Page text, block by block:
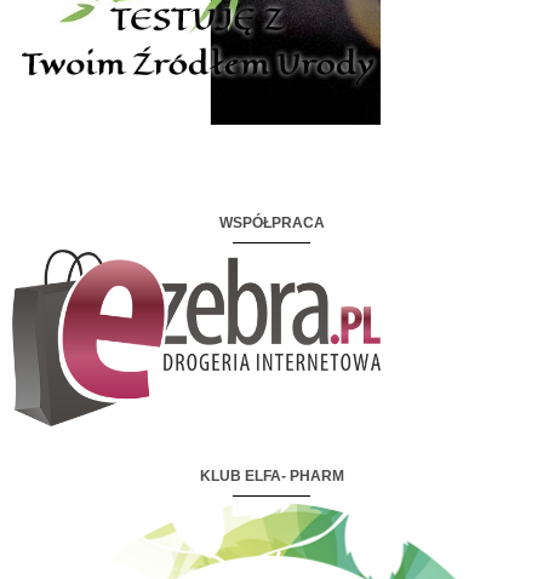
WSPÓŁPRACA
KLUB ELFA- PHARM